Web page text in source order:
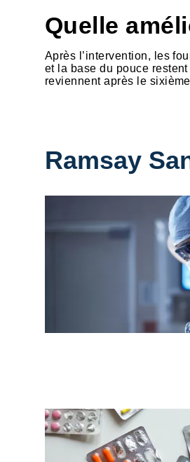
Quelle
Après l’intervention, les
et la base du pouce
reviennent après le
Ramsay